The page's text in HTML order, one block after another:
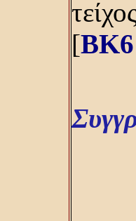
[